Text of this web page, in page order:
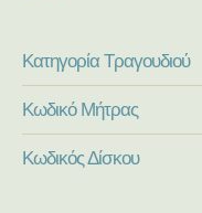
Κατηγορία Τραγουδιού
Κωδικό Μήτρας
Κωδικός Δίσκου